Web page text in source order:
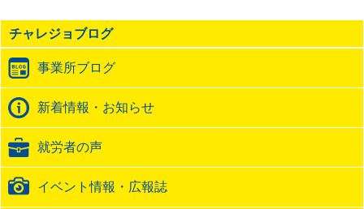
の
ト
ッ
ク
バ
ッ
URL
チャレジョブログ
事業所ブログ
新着情報・お知らせ
就労者の声
イベント情報・広報誌